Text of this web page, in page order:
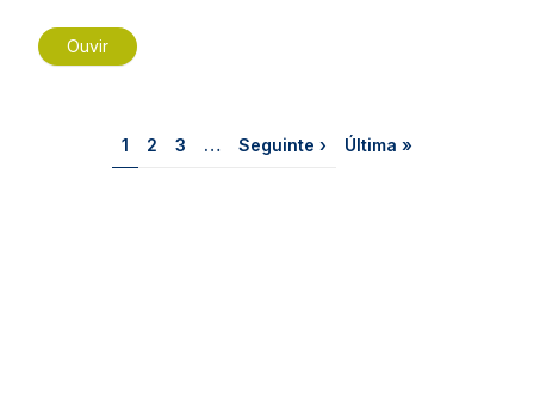
Ouvir
Página
1 Página
2 Página
3 … Próxima página
Seguinte › Última página
Última »